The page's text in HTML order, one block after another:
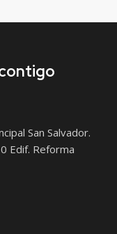
San Salvador.
Edif. Reforma